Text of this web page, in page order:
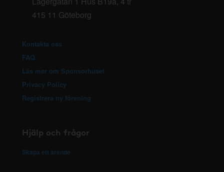
415 11 Göteborg
Kontakta oss
FAQ
Läs mer om Sponsorhuset
Privacy Policy
Registrera ny förening
Hjälp och frågor
Skapa ett ärende